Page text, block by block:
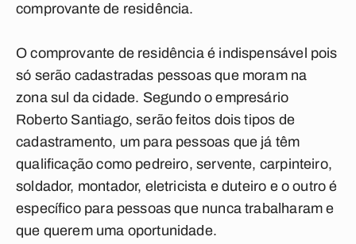
comprovante de residência.
O comprovante de residência é indispensável pois
só serão cadastradas pessoas que moram na
zona sul da cidade. Segundo o empresário
Roberto Santiago, serão feitos dois tipos de
cadastramento, um para pessoas que já têm
qualificação como pedreiro, servente, carpinteiro,
soldador, montador, eletricista e duteiro e o outro é
específico para pessoas que nunca trabalharam e
que querem uma oportunidade.